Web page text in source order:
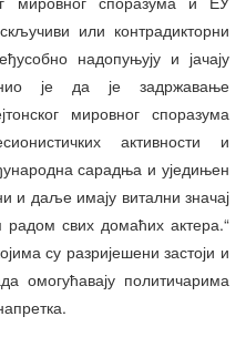
или контрадикторни
надопуњују и јачају
је да је задржавање
мировног споразума
активности и
сарадња и уједињен
и даље имају витални значај
радом свих домаћих актера.“
су разријешени застоји и
омогућавају политичарима